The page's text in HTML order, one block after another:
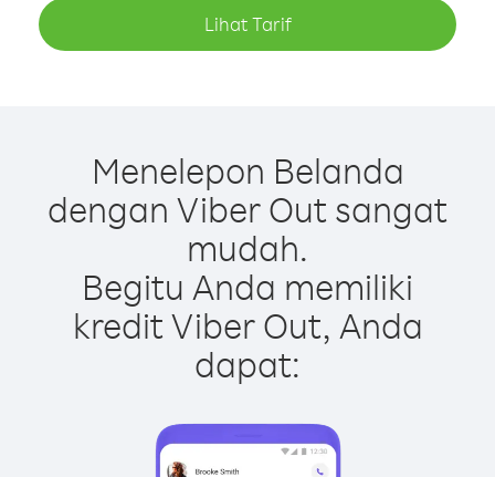
Lihat Tarif
Menelepon Belanda
dengan Viber Out sangat
mudah.
Begitu Anda memiliki
kredit Viber Out, Anda
dapat: